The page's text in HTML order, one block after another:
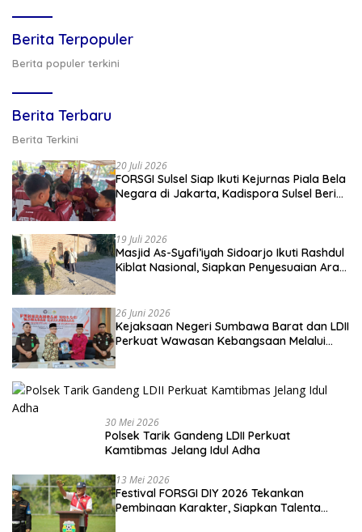
Berita Terpopuler
Berita populer terkini
Berita Terbaru
Berita Terkini
20 Juli 2026
FORSGI Sulsel Siap Ikuti Kejurnas Piala Bela
Negara di Jakarta, Kadispora Sulsel Beri
19 Juli 2026
Masjid As-Syafi’iyah Sidoarjo Ikuti Rashdul
Kiblat Nasional, Siapkan Penyesuaian Arah
26 Juni 2026
Kejaksaan Negeri Sumbawa Barat dan LDII
Perkuat Wawasan Kebangsaan Melalui
30 Mei 2026
Polsek Tarik Gandeng LDII Perkuat
Kamtibmas Jelang Idul Adha
13 Mei 2026
Festival FORSGI DIY 2026 Tekankan
Pembinaan Karakter, Siapkan Talenta